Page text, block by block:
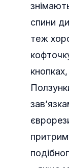
спини
теж